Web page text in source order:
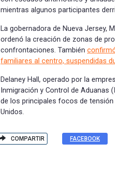
mientras algunos participantes
La gobernadora de Nueva Jersey,
ordenó la creación de zonas de
confrontaciones. También
familiares al centro, suspendidas
Delaney Hall, operado por la
Inmigración y Control de Aduanas
de los principales focos de
Unidos.
COMPARTIR FACEBOOK